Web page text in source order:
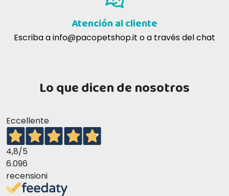
Atención al cliente
Escriba ainfo@pacopetshop.it o a través del chat
Lo que dicen de nosotros
Eccellente
4,8/5
6.096
recensioni